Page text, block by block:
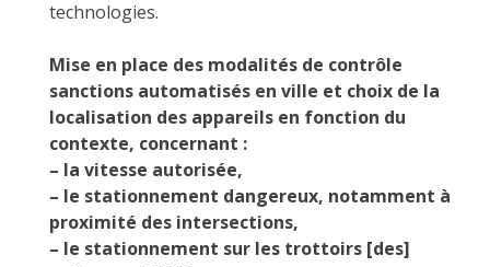
technologies.
Mise en place des modalités de contrôle
sanctions automatisés en ville et choix de la
localisation des appareils en fonction du
contexte, concernant :
– la vitesse autorisée,
– le stationnement dangereux, notamment à
proximité des intersections,
– le stationnement sur les trottoirs [des]